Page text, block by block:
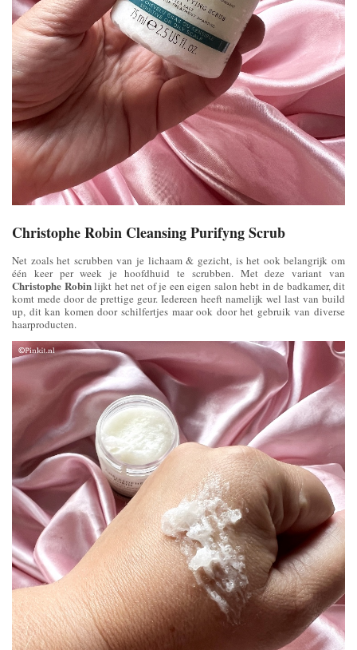
Christophe Robin Cleansing Purifyng Scrub
Net zoals het scrubben van je lichaam & gezicht, is het ook belangrijk om
één keer per week je hoofdhuid te scrubben. Met deze variant van
Christophe Robinlijkt het net of je een eigen salon hebt in de badkamer, dit
komt mede door de prettige geur. Iedereen heeft namelijk wel last van build
up, dit kan komen door schilfertjes maar ook door het gebruik van diverse
haarproducten.